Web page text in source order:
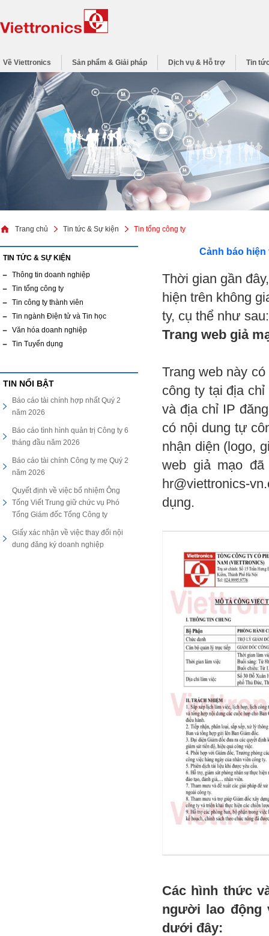
Về Viettronics Sản phẩm & Giải pháp Dịch vụ & Hỗ trợ Tin
Trang chủ Tin tức & Sự kiện Tin tổng công ty
TIN TỨC & SỰ KIỆN
Thông tin doanh nghiệp
Tin tổng công ty
Tin công ty thành viên
Tin ngành Điện tử và Tin học
Văn hóa doanh nghiệp
Tin Tuyển dụng
TIN NỔI BẬT
Báo cáo tài chính hợp nhất Quý 2
năm 2026
Báo cáo tình hình quản trị Công ty 6
tháng đầu năm 2026
Báo cáo tài chính Công ty mẹ Quý 2
năm 2026
Quyết định về việc bổ nhiệm Ông
Tống Viết Trung giữ chức vụ Phó
Tổng Giám đốc Tổng Công ty
Giấy xác nhận về việc thay đổi nội
dung đăng ký doanh nghiệp
Cảnh báo
Thời gian gần
hiện trên không
ty, cụ thể như sau:
Trang web giả
Trang web này
công ty tại địa
và địa chỉ IP
có nội dung tự
nhận diện (logo,
web giả mạo
hr@viettronics-
dụng.
Các hình thức
người lao động
dưới đây: